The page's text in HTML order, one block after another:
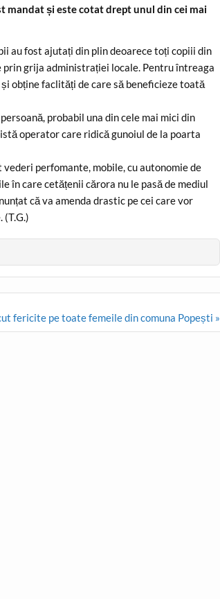
mandat și este cotat drept unul din cei mai
au fost ajutați din plin deoarece toți copiii din
grija administrației locale. Pentru întreaga
obține faclități de care să beneficieze toată
probabil una din cele mai mici din
operator care ridică gunoiul de la poarta
perfomante, mobile, cu autonomie de
în care cetățenii cărora nu le pasă de mediul
că va amenda drastic pe cei care vor
fericite pe toate femeile din comuna Popești »